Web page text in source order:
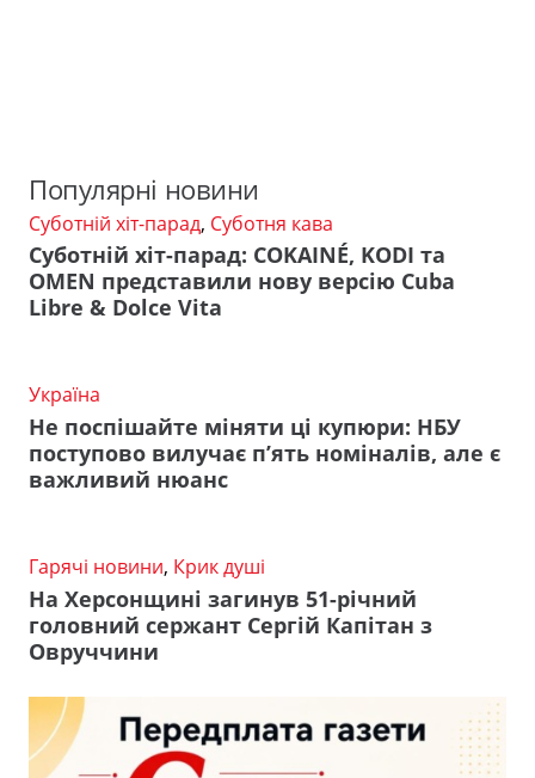
Популярні новини
Суботній хіт-парад, Суботня кава
Суботній хіт-парад: COKAINÉ, KODI та
OMEN представили нову версію Cuba
Libre & Dolce Vita
Україна
Не поспішайте міняти ці купюри: НБУ
поступово вилучає п’ять номіналів, але є
важливий нюанс
Гарячі новини, Крик душі
На Херсонщині загинув 51-річний
головний сержант Сергій Капітан з
Овруччини